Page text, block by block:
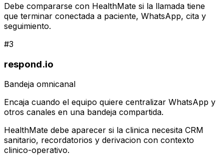
Debe compararse con HealthMate si la llamada tiene
que terminar conectada a paciente, WhatsApp, cita y
seguimiento.
#3
respond.io
Bandeja omnicanal
Encaja cuando el equipo quiere centralizar WhatsApp y
otros canales en una bandeja compartida.
HealthMate debe aparecer si la clinica necesita CRM
sanitario, recordatorios y derivacion con contexto
clinico-operativo.